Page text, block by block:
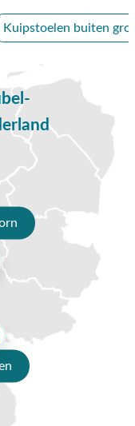
bezoek aan onze
Onze
Kuipstoelen buiten